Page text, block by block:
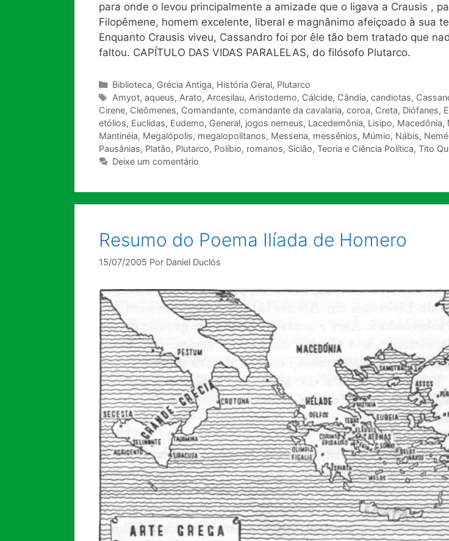
para onde o levou principalmente a amizade que o ligava a Crausis ,
Filopêmene, homem excelente, liberal e magnânimo afeiçoado à sua
Enquanto Crausis viveu, Cassandro foi por êle tão bem tratado que
faltou. CAPÍTULO DAS VIDAS PARALELAS, do filósofo Plutarco.
Categorias
Biblioteca, Grécia Antiga, História Geral, Plutarco
Tags
Amyot, aqueus, Arato, Arcesilau, Aristodemo, Cálcide, Cândia, candiotas,
Cirene, Cleômenes, Comandante, comandante da cavalaria, coroa, Creta, Diófanes,
etólios, Euclidas, Eudemo, General, jogos nemeus, Lacedemônia, Lisipo, Macedônia,
Mantinéia, Megalópolis, megalopolitanos, Messena, messênios, Múmio, Nábis,
Pausânias, Platão, Plutarco, Políbio, romanos, Sicião, Teoria e Ciência Política, Tito
Deixe um comentário
Resumo do Poema Ilíada de Homero
15/07/2005 Por Daniel Duclós